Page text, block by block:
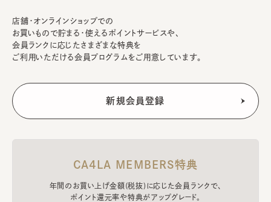
店舗・オンラインショップでの
お買いもので貯まる・使えるポイントサービスや、
会員ランクに応じたさまざまな特典を
ご利用いただける会員プログラムをご用意しています。
CA4LA MEMBERS特典
年間のお買い上げ金額(税抜)に応じた会員ランクで、
ポイント還元率や特典がアップグレード。